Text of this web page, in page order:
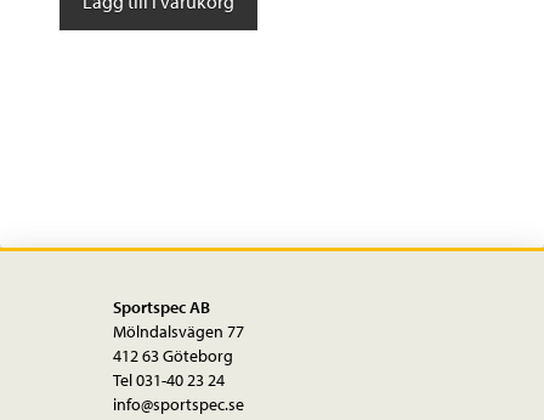
HG50-
Sportspec AB
Mölndalsvägen 77
412 63 Göteborg
Tel 031-40 23 24
info@sportspec.se